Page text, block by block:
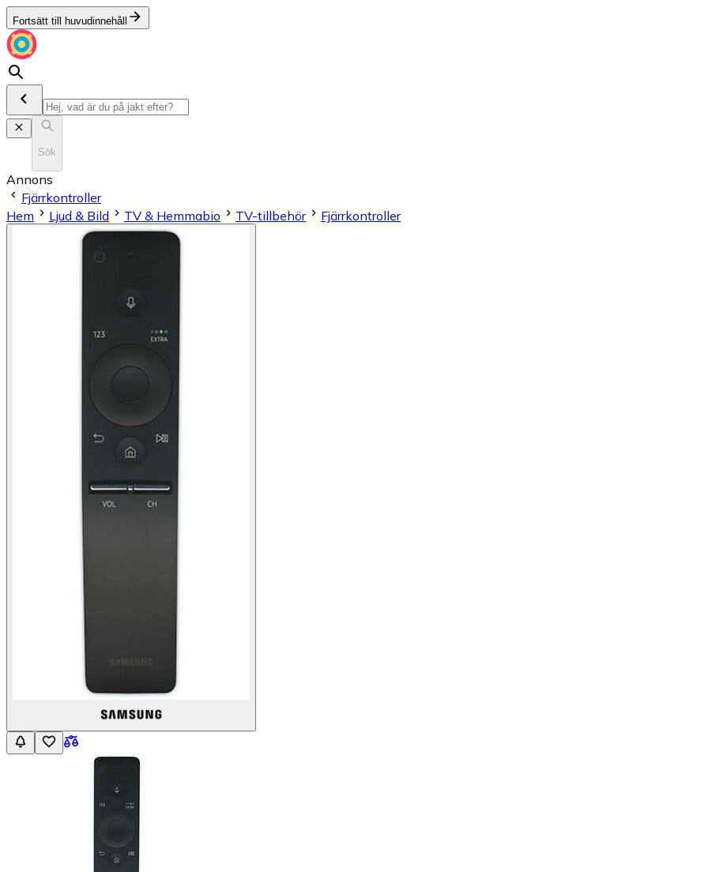
Fortsätt till huvudinnehåll
Sök
Annons
Fjärrkontroller
Hem
Ljud & Bild TV & Hemmabio TV-tillbehör Fjärrkontroller